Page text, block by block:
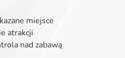
miejsce
atrakcji
nad zabawą